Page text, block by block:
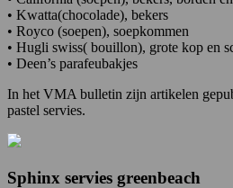
• Kwatta(chocolade), bekers
• Royco (soepen), soepkommen
• Hugli swiss( bouillon), grote kop en
• Deen’s parafeubakjes
In het VMA bulletin zijn artikelen
pastel servies.
Sphinx servies greenbeach